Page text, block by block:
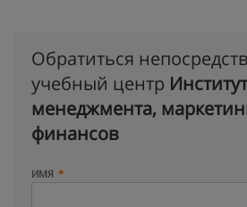
Обратиться
учебный центр Институт
менеджмента,
финансов
ИМЯ